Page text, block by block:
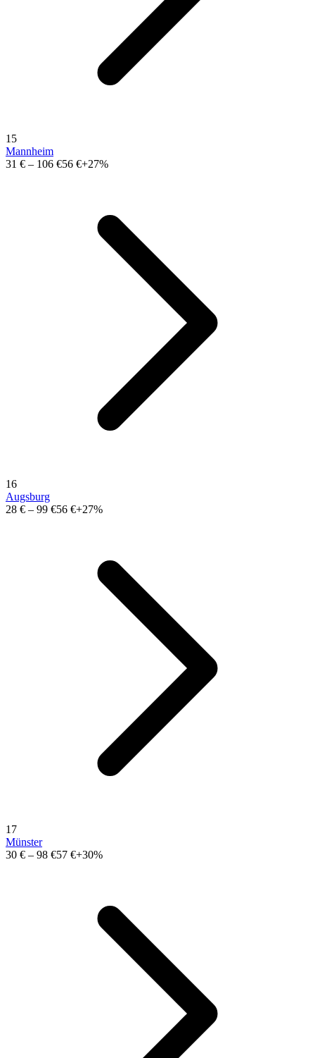
15
Mannheim
31 € – 106 €56 €+27%
16
Augsburg
28 € – 99 €56 €+27%
17
Münster
30 € – 98 €57 €+30%